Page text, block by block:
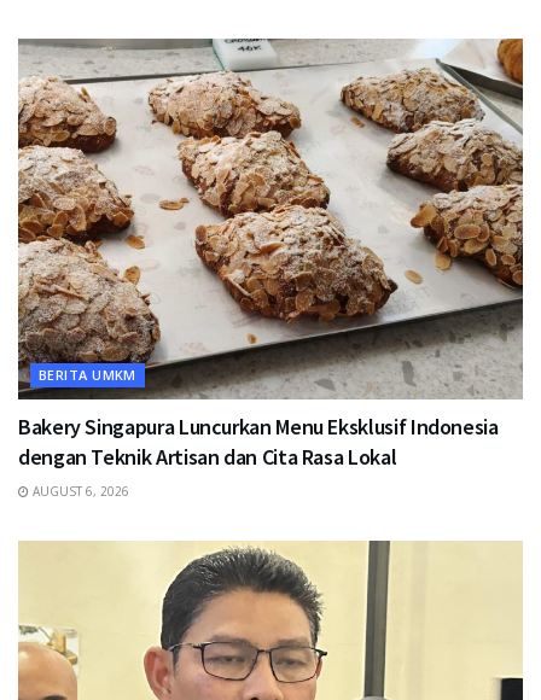
BERITA UMKM
Bakery Singapura Luncurkan Menu Eksklusif Indonesia
dengan Teknik Artisan dan Cita Rasa Lokal
AUGUST 6, 2026